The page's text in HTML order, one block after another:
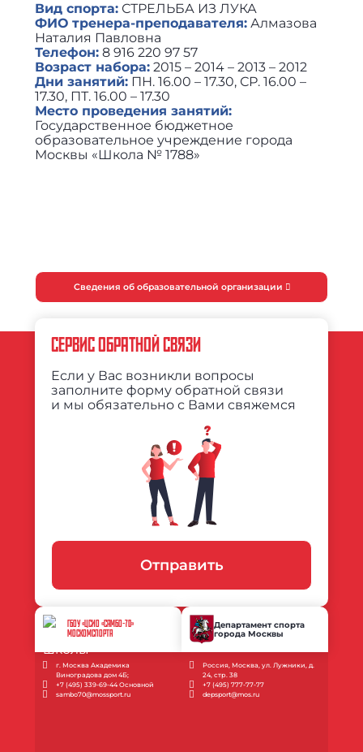
Вид спорта: СТРЕЛЬБА ИЗ ЛУКА
ФИО тренера-преподавателя: Алмазова
Наталия Павловна
Телефон: 8 916 220 97 57
Возраст набора: 2015 – 2014 – 2013 – 2012
Дни занятий: ПН. 16.00 – 17.30, СР. 16.00 –
17.30, ПТ. 16.00 – 17.30
Место проведения занятий:
Государственное бюджетное
образовательное учреждение города
Москвы «Школа № 1788»
Сведения об образовательной организации
СЕРВИС ОБРАТНОЙ СВЯЗИ
Если у Вас возникли вопросы
заполните форму обратной связи
и мы обязательно с Вами свяжемся
Отправить
ГБОУ «ЦСИО «САМБО-70»
МОСКОМСПОРТА
г. Москва Академика
Виноградова дом 4Б;
+7 (495) 339-69-44 Основной
sambo70@mossport.ru
Департамент спорта
города Москвы
Россия, Москва, ул. Лужники, д.
24, стр. 38
+7 (495) 777-77-77
depsport@mos.ru